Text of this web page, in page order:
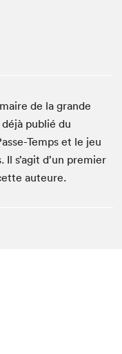
de la grande
publié du
Temps et le jeu
Il s’agit d’un premier
auteure.